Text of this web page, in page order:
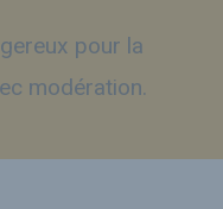
pour la
modération.